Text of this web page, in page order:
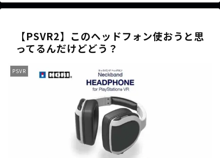
【芸能】マツコ、同じ服を「2週間ぐらい着ちゃう」 驚がくのプ
《どうしてこうなった！？》「フリーレン一番くじ」を記念に
《人気No.1は誰だ？》順位でまさかの下剋上！？「魔族達のラ
《アニメ2期＆3期が強い》「神技のレヴォルテ編」・「黄金郷
《強者達が上位に立ち並ぶ》「一級魔法使い選抜試験編」のキ
36歳の彼女と結婚したいのに、家族が猛反対。家族から信じら
【ホロライブ】アキロゼARK2次会ゴッフィーのサムネ草
【PSVR2】このヘッドフォン使おうと思
ってるんだけどどう？
PSVR